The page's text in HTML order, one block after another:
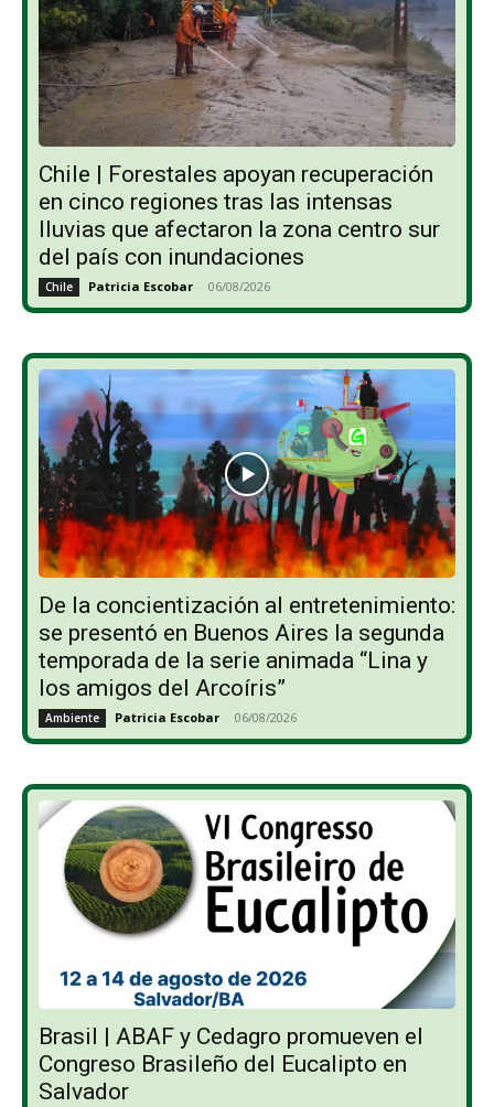
Chile | Forestales apoyan recuperación
en cinco regiones tras las intensas
lluvias que afectaron la zona centro sur
del país con inundaciones
Chile Patricia Escobar - 06/08/2026
De la concientización al entretenimiento:
se presentó en Buenos Aires la segunda
temporada de la serie animada “Lina y
los amigos del Arcoíris”
Ambiente Patricia Escobar - 06/08/2026
Brasil | ABAF y Cedagro promueven el
Congreso Brasileño del Eucalipto en
Salvador